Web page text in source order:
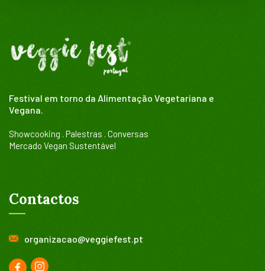
Festival em torno da Alimentação Vegetariana e
Vegana.
Showcooking . Palestras . Conversas
Mercado Vegan Sustentável
Contactos
organizacao@veggiefest.pt